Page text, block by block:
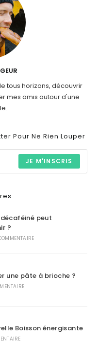
tous horizons, découvrir
mes amis autour d'une
Pour Ne Rien Louper
JE M'INSCRIS
peut
?
une pâte à brioche ?
Boisson énergisante